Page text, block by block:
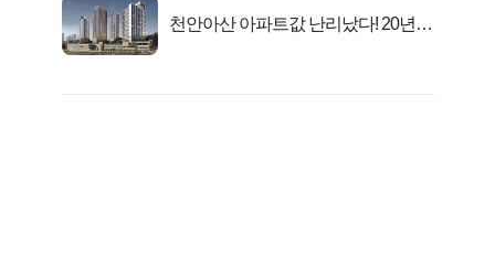
천안아산 아파트값 난리났다! 20년